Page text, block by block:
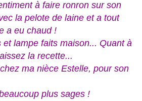
à faire ronron sur son
la pelote de laine et a tout
a eu chaud !
et lampe faits maison... Quant à
la recette...
ma nièce Estelle, pour son
plus sages !